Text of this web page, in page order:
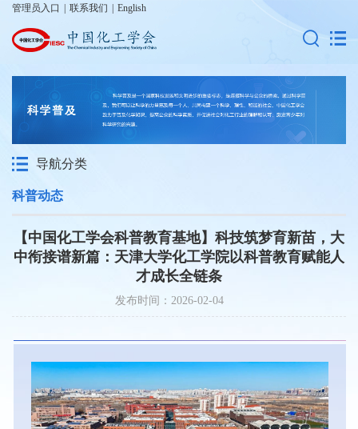
管理员入口 联系我们 English
导航分类
科普动态
【中国化工学会科普教育基地】科技筑梦育新苗，大
中衔接谱新篇：天津大学化工学院以科普教育赋能人
才成长全链条
发布时间：2026-02-04